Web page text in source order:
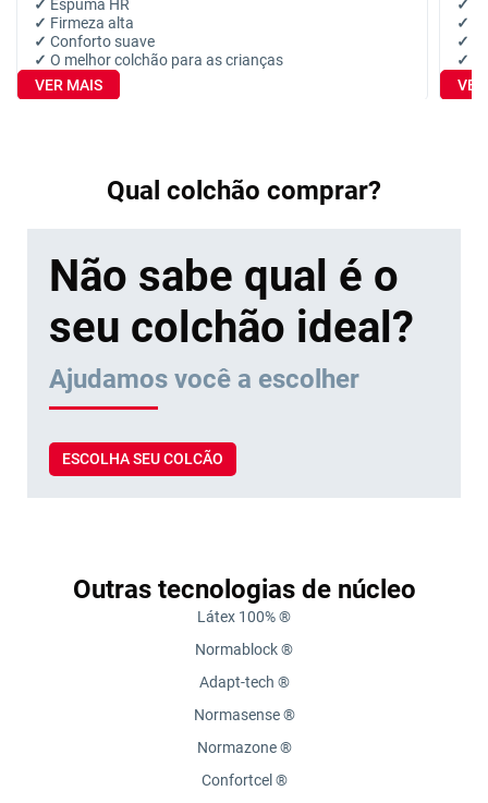
✓ Espuma HR
✓ Firmeza alta
✓ Conforto suave
✓ O melhor colchão para as crianças
VER MAIS
✓
✓
✓
✓
Qual colchão comprar?
Não sabe qual é o
seu colchão ideal?
Ajudamos você a escolher
ESCOLHA SEU COLCÃO
Outras tecnologias de núcleo
Látex 100% ®
Normablock ®
Adapt-tech ®
Normasense ®
Normazone ®
Confortcel ®